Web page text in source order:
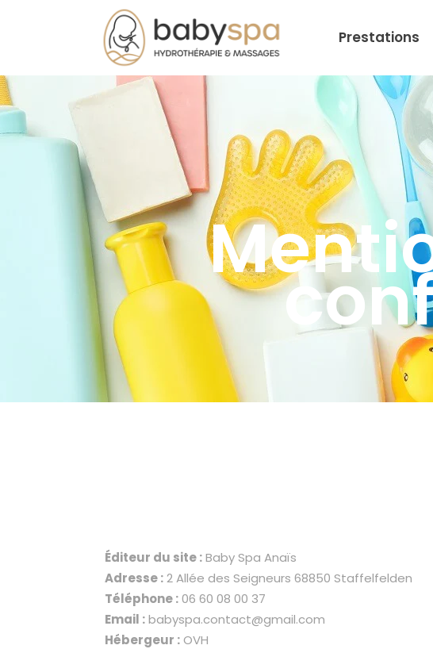
Prestations
Éditeur du site :Baby Spa Anaïs
Adresse :2 Allée des Seigneurs 68850 Staffelfelden
Téléphone :06 60 08 00 37
Email :babyspa.contact@gmail.com
Hébergeur : OVH